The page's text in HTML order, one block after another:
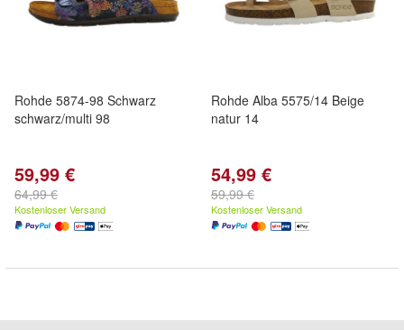
Rohde 5874-98 Schwarz
schwarz/multi 98
59,99 €
64,99 €
Kostenloser Versand
Rohde Alba 5575/14 Beige
natur 14
54,99 €
59,99 €
Kostenloser Versand